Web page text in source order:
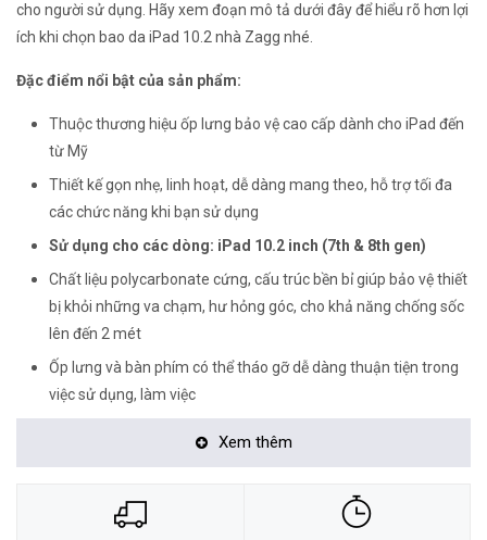
cho người sử dụng. Hãy xem đoạn mô tả dưới đây để hiểu rõ hơn lợi
ích khi chọn bao da iPad 10.2 nhà Zagg nhé.
Đặc điểm nổi bật của sản phẩm:
Thuộc thương hiệu ốp lưng bảo vệ cao cấp dành cho iPad đến
từ Mỹ
Thiết kế gọn nhẹ, linh hoạt, dễ dàng mang theo, hỗ trợ tối đa
các chức năng khi bạn sử dụng
Sử dụng cho các dòng: iPad 10.2 inch (7th & 8th gen)
Chất liệu polycarbonate cứng, cấu trúc bền bỉ giúp bảo vệ thiết
bị khỏi những va chạm, hư hỏng góc, cho khả năng chống sốc
lên đến 2 mét
Ốp lưng và bàn phím có thể tháo gỡ dễ dàng thuận tiện trong
việc sử dụng, làm việc
cho cảm giác thoải mái khi thao tác gõ trên bàn phím
Xem thêm